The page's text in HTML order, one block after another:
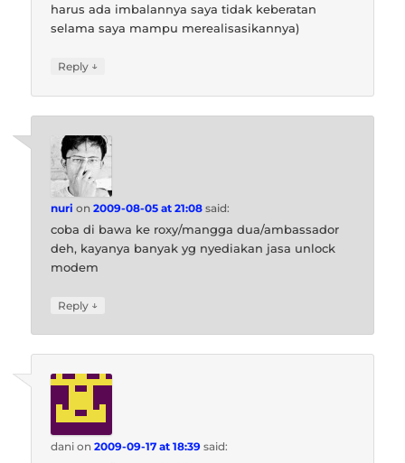
harus ada imbalannya saya tidak keberatan
selama saya mampu merealisasikannya)
Reply ↓
nuri on2009-08-05 at 21:08 said:
coba di bawa ke roxy/mangga dua/ambassador
deh, kayanya banyak yg nyediakan jasa unlock
modem
Reply ↓
dani on2009-09-17 at 18:39 said: